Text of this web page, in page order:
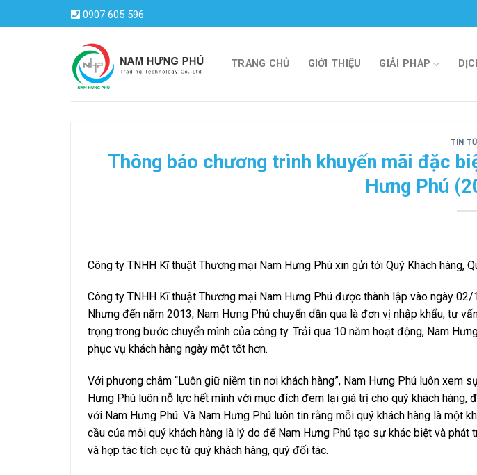
to
0907 605 596
TRANG CHỦ GIỚI THIỆU GIẢI PHÁP
TIN
Thông báo chương trình khuyến mãi đặc
Hưng Phú
Công ty TNHH Kĩ thuật Thương mại Nam Hưng Phú xin gửi tới Quý Khách hàng,
Công ty TNHH Kĩ thuật Thương mại Nam Hưng Phú được thành lập vào ngày
Nhưng đến năm 2013, Nam Hưng Phú chuyển dần qua là đơn vị nhập khẩu, tư
trọng trong bước chuyển mình của công ty. Trải qua 10 năm hoạt động, Nam
phục vụ khách hàng ngày một tốt hơn.
Với phương châm “Luôn giữ niềm tin nơi khách hàng”, Nam Hưng Phú luôn xem
Hưng Phú luôn nỗ lực hết mình với mục đích đem lại giá trị cho quý khách
với Nam Hưng Phú. Và Nam Hưng Phú luôn tin rằng mỗi quý khách hàng là một
cầu của mỗi quý khách hàng là lý do để Nam Hưng Phú tạo sự khác biệt và
và hợp tác tích cực từ quý khách hàng, quý đối tác.